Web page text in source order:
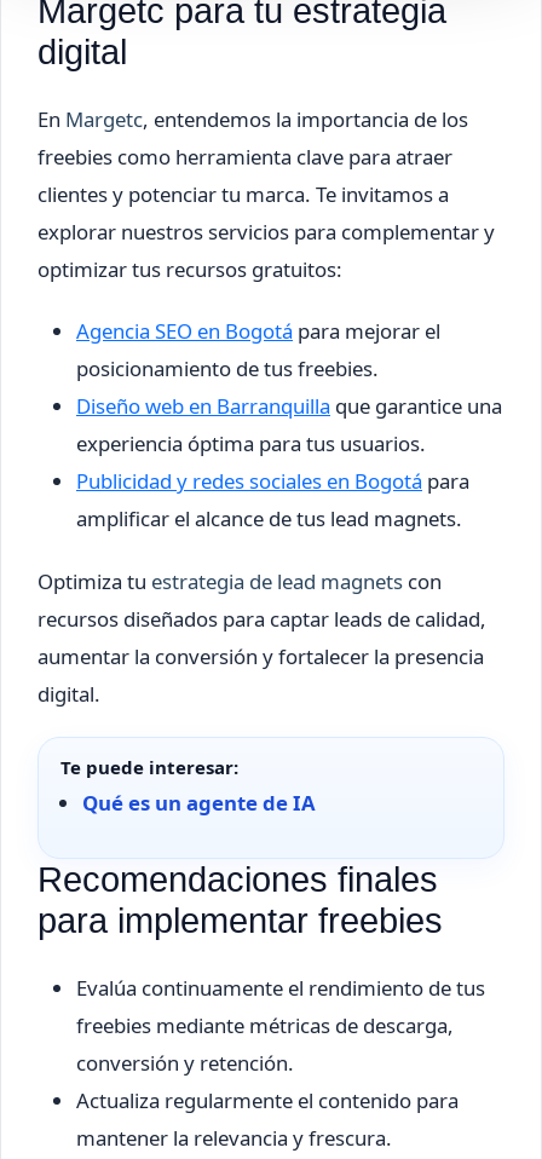
Margetc para tu estrategia
digital
En Margetc, entendemos la importancia de los
freebies como herramienta clave para atraer
clientes y potenciar tu marca. Te invitamos a
explorar nuestros servicios para complementar y
optimizar tus recursos gratuitos:
Agencia SEO en Bogotá para mejorar el
posicionamiento de tus freebies.
Diseño web en Barranquilla que garantice una
experiencia óptima para tus usuarios.
Publicidad y redes sociales en Bogotá para
amplificar el alcance de tus lead magnets.
Optimiza tu estrategia de lead magnets con
recursos diseñados para captar leads de calidad,
aumentar la conversión y fortalecer la presencia
digital.
Te puede interesar:
Qué es un agente de IA
Recomendaciones finales
para implementar freebies
Evalúa continuamente el rendimiento de tus
freebies mediante métricas de descarga,
conversión y retención.
Actualiza regularmente el contenido para
mantener la relevancia y frescura.